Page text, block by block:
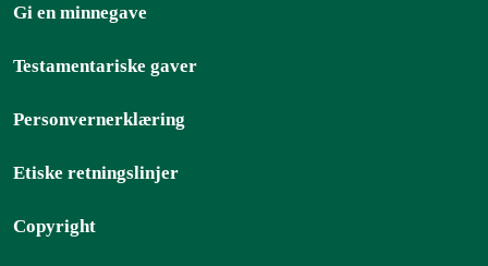
Gi en minnegave
Testamentariske gaver
Personvernerklæring
Etiske retningslinjer
Copyright